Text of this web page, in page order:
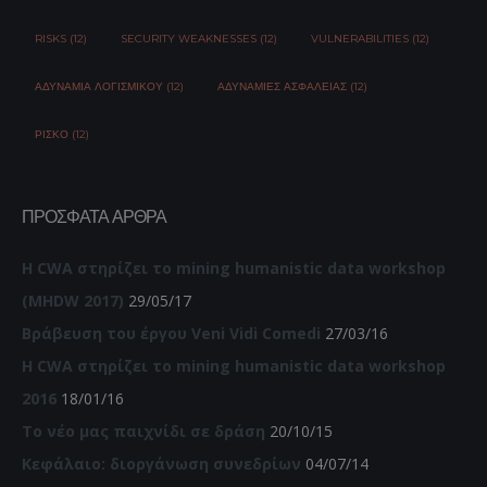
RISKS (12) SECURITY WEAKNESSES (12) VULNERABILITIES (12)
ΑΔΥΝΑΜΊΑ ΛΟΓΙΣΜΙΚΟΎ (12) ΑΔΥΝΑΜΊΕΣ ΑΣΦΆΛΕΙΑΣ (12)
ΡΊΣΚΟ (12)
ΠΡΌΣΦΑΤΑ ΆΡΘΡΑ
Η CWA στηρίζει το mining humanistic data workshop
(MHDW 2017) 29/05/17
Βράβευση του έργου Veni Vidi Comedi 27/03/16
Η CWA στηρίζει το mining humanistic data workshop
2016 18/01/16
Το νέο μας παιχνίδι σε δράση 20/10/15
Κεφάλαιο: διοργάνωση συνεδρίων 04/07/14